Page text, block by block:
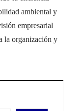
ambiental y
empresarial
la organización y